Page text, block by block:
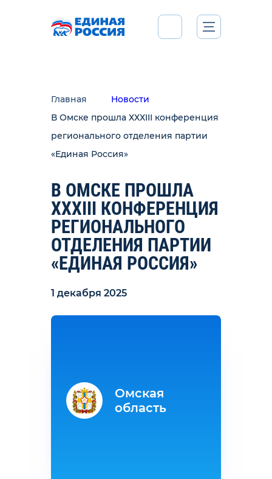
Главная
Новости
В Омске прошла ХХХIII конференция
регионального отделения партии
«Единая Россия»
В ОМСКЕ ПРОШЛА
ХХХIII КОНФЕРЕНЦИЯ
РЕГИОНАЛЬНОГО
ОТДЕЛЕНИЯ ПАРТИИ
«ЕДИНАЯ РОССИЯ»
1 декабря 2025
Омская
область